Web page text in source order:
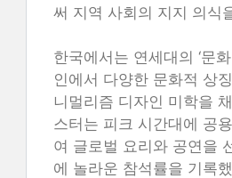
써 지역 사회의 지지 의식
한국에서는 연세대의 ‘문
인에서 다양한 문화적 상
니멀리즘 디자인 미학을
스터는 피크 시간대에 공
여 글로벌 요리와 공연을
에 놀라운 참석률을 기록